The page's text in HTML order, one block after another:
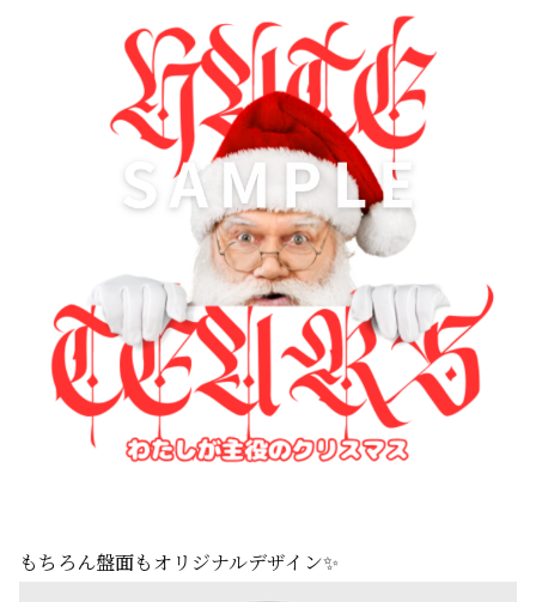
もちろん盤面もオリジナルデザイン✨